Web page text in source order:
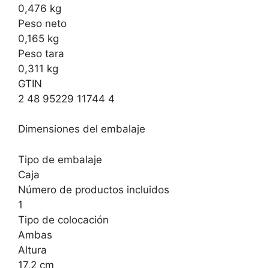
0,476 kg
Peso neto
0,165 kg
Peso tara
0,311 kg
GTIN
2 48 95229 11744 4
Dimensiones del embalaje
Tipo de embalaje
Caja
Número de productos incluidos
1
Tipo de colocación
Ambas
Altura
17,2 cm